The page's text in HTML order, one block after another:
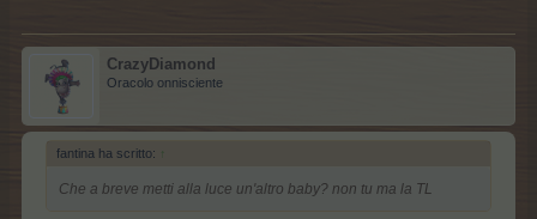
CrazyDiamond
Oracolo onnisciente
fantina ha scritto: ↑
Che a breve metti alla luce un'altro baby? non tu ma la TL